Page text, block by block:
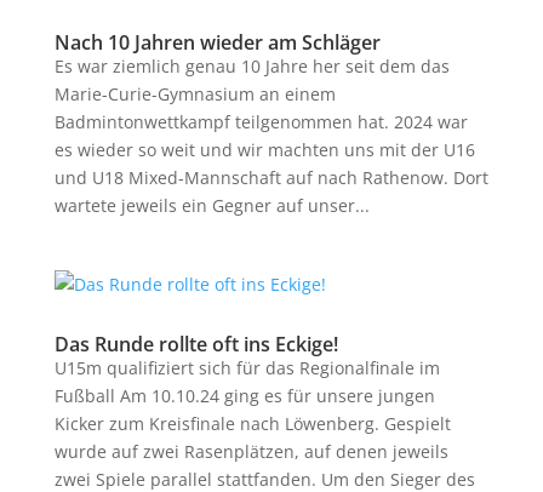
Nach 10 Jahren wieder am Schläger
Es war ziemlich genau 10 Jahre her seit dem das
Marie-Curie-Gymnasium an einem
Badmintonwettkampf teilgenommen hat. 2024 war
es wieder so weit und wir machten uns mit der U16
und U18 Mixed-Mannschaft auf nach Rathenow. Dort
wartete jeweils ein Gegner auf unser...
Das Runde rollte oft ins Eckige!
U15m qualifiziert sich für das Regionalfinale im
Fußball Am 10.10.24 ging es für unsere jungen
Kicker zum Kreisfinale nach Löwenberg. Gespielt
wurde auf zwei Rasenplätzen, auf denen jeweils
zwei Spiele parallel stattfanden. Um den Sieger des